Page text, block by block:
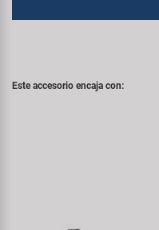
Este accesorio encaja con: